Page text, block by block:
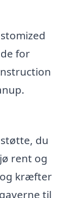
for
du
rent og
og kræfter
til